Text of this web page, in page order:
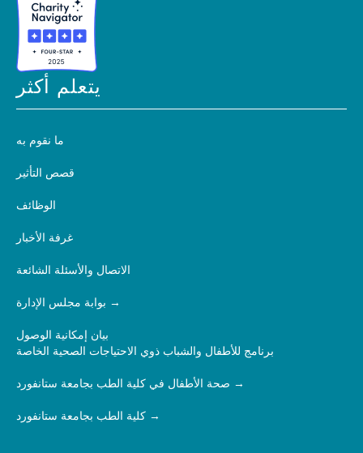
يتعلم أكثر
ما نقوم به
قصص التأثير
الوظائف
غرفة الأخبار
الاتصال والأسئلة الشائعة
بوابة مجلس الإدارة
بيان إمكانية الوصول
برنامج للأطفال والشباب ذوي الاحتياجات الصحية الخاصة
صحة الأطفال في كلية الطب بجامعة ستانفورد
كلية الطب بجامعة ستانفورد